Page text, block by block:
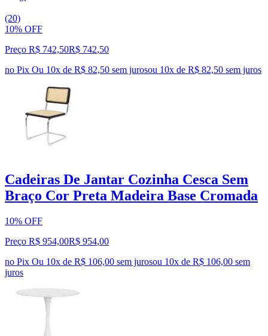
(20)
10% OFF
Preço R$ 742,50R$ 742,50
no Pix Ou 10x de R$ 82,50 sem jurosou 10x de R$ 82,50 sem juros
Cadeiras De Jantar Cozinha Cesca Sem
Braço Cor Preta Madeira Base Cromada
10% OFF
Preço R$ 954,00R$ 954,00
no Pix Ou 10x de R$ 106,00 sem jurosou 10x de R$ 106,00 sem
juros